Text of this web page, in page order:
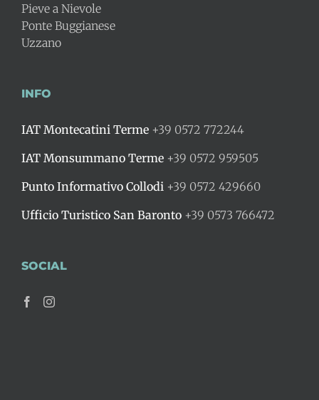
Pieve a Nievole
Ponte Buggianese
Uzzano
INFO
IAT Montecatini Terme +39 0572 772244
IAT Monsummano Terme +39 0572 959505
Punto Informativo Collodi +39 0572 429660
Ufficio Turistico San Baronto +39 0573 766472
SOCIAL